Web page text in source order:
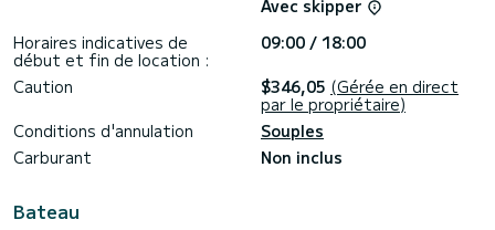
Avec skipper
Horaires indicatives de
début et fin de location :
09:00 / 18:00
Caution
$346,05 (Gérée en direct
par le propriétaire)
Conditions d'annulation
Souples
Carburant
Non inclus
Bateau